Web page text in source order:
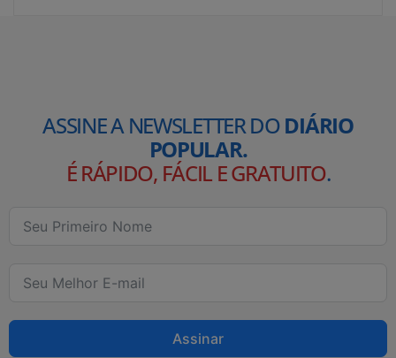
ASSINE A NEWSLETTER DODIÁRIO
POPULAR.
É RÁPIDO, FÁCIL E GRATUITO.
Assinar